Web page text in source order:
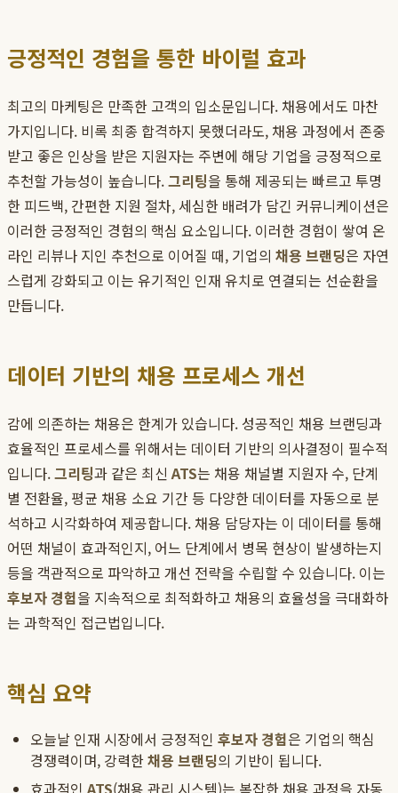
긍정적인 경험을 통한 바이럴 효과
최고의 마케팅은 만족한 고객의 입소문입니다. 채용에서도 마찬
가지입니다. 비록 최종 합격하지 못했더라도, 채용 과정에서 존중
받고 좋은 인상을 받은 지원자는 주변에 해당 기업을 긍정적으로
추천할 가능성이 높습니다.그리팅을 통해 제공되는 빠르고 투명
한 피드백, 간편한 지원 절차, 세심한 배려가 담긴 커뮤니케이션은
이러한 긍정적인 경험의 핵심 요소입니다. 이러한 경험이 쌓여 온
라인 리뷰나 지인 추천으로 이어질 때, 기업의 채용 브랜딩은 자연
스럽게 강화되고 이는 유기적인 인재 유치로 연결되는 선순환을
만듭니다.
데이터 기반의 채용 프로세스 개선
감에 의존하는 채용은 한계가 있습니다. 성공적인 채용 브랜딩과
효율적인 프로세스를 위해서는 데이터 기반의 의사결정이 필수적
입니다.그리팅과 같은 최신ATS는 채용 채널별 지원자 수, 단계
별 전환율, 평균 채용 소요 기간 등 다양한 데이터를 자동으로 분
석하고 시각화하여 제공합니다. 채용 담당자는 이 데이터를 통해
어떤 채널이 효과적인지, 어느 단계에서 병목 현상이 발생하는지
등을 객관적으로 파악하고 개선 전략을 수립할 수 있습니다. 이는
후보자 경험을 지속적으로 최적화하고 채용의 효율성을 극대화하
는 과학적인 접근법입니다.
핵심 요약
오늘날 인재 시장에서 긍정적인 후보자 경험은 기업의 핵심
경쟁력이며, 강력한채용 브랜딩의 기반이 됩니다.
효과적인ATS(채용 관리 시스템)는 복잡한 채용 과정을 자동